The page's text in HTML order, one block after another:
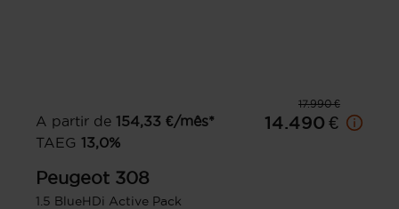
17.990 €
A partir de 154,33 €/mês*
TAEG 13,0%
14.490 €
Peugeot 308
1.5 BlueHDi Active Pack